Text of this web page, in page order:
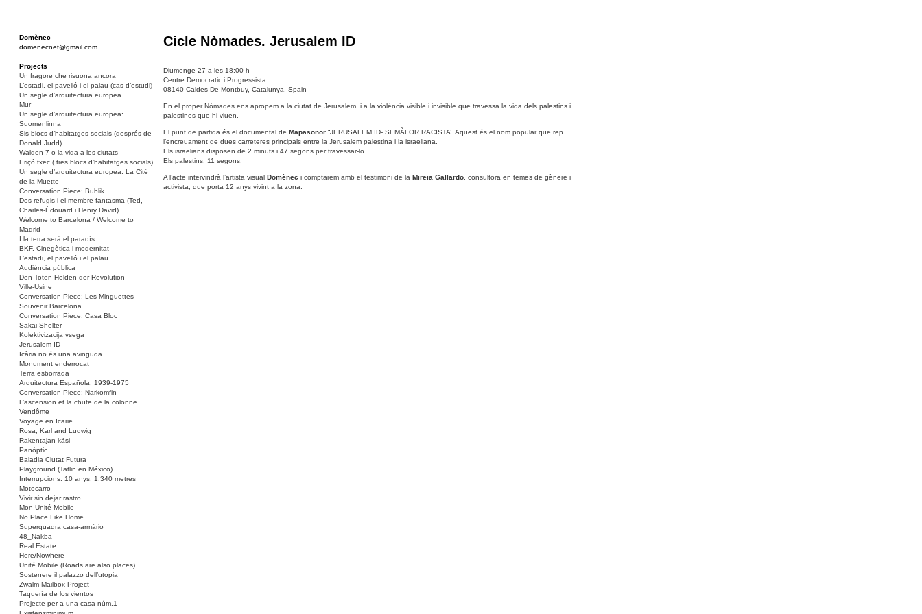
Domènec
domenecnet@gmail.com
Projects
Un fragore che risuona ancora
L’estadi, el pavelló i el palau (cas d’estudi)
Un segle d’arquitectura europea
Mur
Un segle d’arquitectura europea:
Suomenlinna
Sis blocs d’habitatges socials (després de
Donald Judd)
Walden 7 o la vida a les ciutats
Eriçó txec ( tres blocs d’habitatges socials)
Un segle d’arquitectura europea: La Cité
de la Muette
Conversation Piece: Bublik
Dos refugis i el membre fantasma (Ted,
Charles-Édouard i Henry David)
Welcome to Barcelona / Welcome to
Madrid
I la terra serà el paradís
BKF. Cinegètica i modernitat
L’estadi, el pavelló i el palau
Audiència pública
Den Toten Helden der Revolution
Ville-Usine
Conversation Piece: Les Minguettes
Souvenir Barcelona
Conversation Piece: Casa Bloc
Sakai Shelter
Kolektivizacija vsega
Jerusalem ID
Icària no és una avinguda
Monument enderrocat
Terra esborrada
Arquitectura Española, 1939-1975
Conversation Piece: Narkomfin
L’ascension et la chute de la colonne
Vendôme
Voyage en Icarie
Rosa, Karl and Ludwig
Rakentajan käsi
Panòptic
Baladia Ciutat Futura
Playground (Tatlin en México)
Interrupcions. 10 anys, 1.340 metres
Motocarro
Vivir sin dejar rastro
Mon Unité Mobile
No Place Like Home
Superquadra casa-armário
48_Nakba
Real Estate
Here/Nowhere
Unité Mobile (Roads are also places)
Sostenere il palazzo dell’utopia
Zwalm Mailbox Project
Taquería de los vientos
Projecte per a una casa núm.1
Cicle Nòmades. Jerusalem ID
Diumenge 27 a les 18:00 h
Centre Democratic i Progressista
08140 Caldes De Montbuy, Catalunya, Spain
En el proper Nòmades ens apropem a la ciutat de Jerusalem, i a la violència visible i invisible que travessa la vida dels palestins i
palestines que hi viuen.
El punt de partida és el documental de Mapasonor “JERUSALEM ID- SEMÀFOR RACISTA’. Aquest és el nom popular que rep
l’encreuament de dues carreteres principals entre la Jerusalem palestina i la israeliana.
Els israelians disposen de 2 minuts i 47 segons per travessar-lo.
Els palestins, 11 segons.
A l’acte intervindrà l’artista visual Domènec i comptarem amb el testimoni de la Mireia Gallardo , consultora en temes de gènere i
activista, que porta 12 anys vivint a la zona.